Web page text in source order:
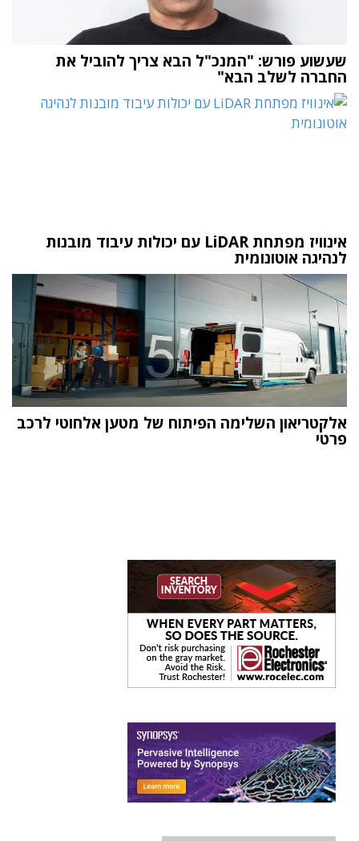
שעשוע פורש: "המנכ"ל הבא צריך להוביל את
החברה לשלב הבא"
אינוויז מפתחת LiDAR עם יכולות עיבוד מובנות
לנהיגה אוטונומית
אלקטריאון השלימה הפיתוח של מטען אלחוטי לרכב
פרטי